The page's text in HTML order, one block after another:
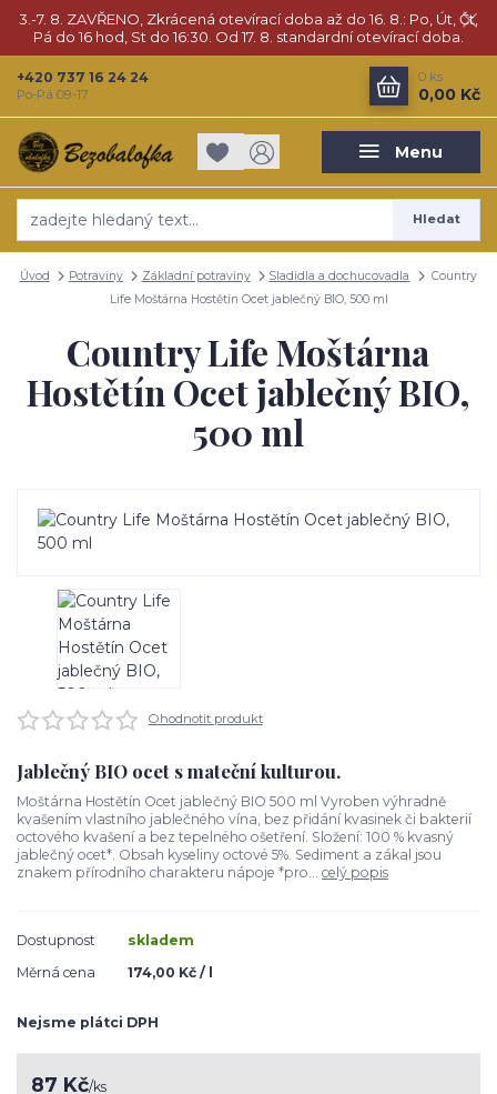
3.-7. 8. ZAVŘENO, Zkrácená otevírací doba až do 16. 8.: Po, Út, Čt,
Pá do 16 hod, St do 16:30. Od 17. 8. standardní otevírací doba.
Menu
Hledat
+420 737 16 24 24
Po-Pá 09-17
0 ks
0,00 Kč
Úvod Potraviny Základní potraviny Sladidla a dochucovadla
Country
Life Moštárna Hostětín Ocet jablečný BIO, 500 ml
Country Life Moštárna
Hostětín Ocet jablečný BIO,
500 ml
Ohodnotit produkt
Jablečný BIO ocet s mateční kulturou.
Moštárna Hostětín Ocet jablečný BIO 500 ml Vyroben výhradně
kvašením vlastního jablečného vína, bez přidání kvasinek či bakterií
octového kvašení a bez tepelného ošetření. Složení: 100 % kvasný
jablečný ocet*. Obsah kyseliny octové 5%. Sediment a zákal jsou
znakem přírodního charakteru nápoje *pro... celý popis
Dostupnost
skladem
Měrná cena
174,00 Kč / l
Nejsme plátci DPH
87 Kč/ks